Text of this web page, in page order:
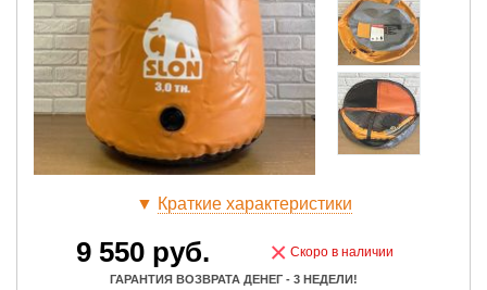
▼ Краткие характеристики
9 550руб. × Скоро в наличии
ГАРАНТИЯ ВОЗВРАТА ДЕНЕГ - 3 НЕДЕЛИ!